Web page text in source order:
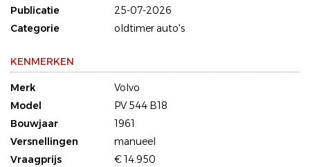
Publicatie
25-07-2026
Categorie
oldtimer auto's
KENMERKEN
Merk
Volvo
Model
PV 544 B18
Bouwjaar
1961
Versnellingen
manueel
Vraagprijs
€ 14.950